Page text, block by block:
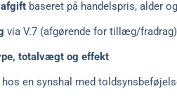
baseret på handelspris, alder
via V.7 (afgørende for tillæg/fradrag)
totalvægt og effekt
hos en synshal med